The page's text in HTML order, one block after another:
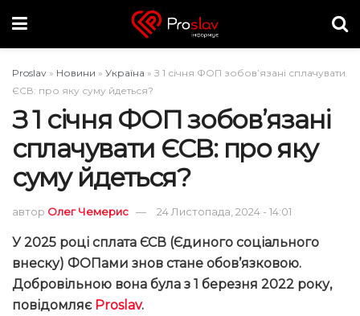
Proslav » Новини » Україна » З 1 січня ФОП зобов’язані сплачувати
ЄСВ: про яку суму йдеться?
З 1 січня ФОП зобов’язані
сплачувати ЄСВ: про яку
суму йдеться?
автор Олег Чемерис 24 Листопада, 2024 - 14:01
У 2025 році сплата ЄСВ (Єдиного соціального
внеску) ФОПами знов стане обов’язковою.
Добровільною вона була з 1 березня 2022 року,
повідомляє Proslav.